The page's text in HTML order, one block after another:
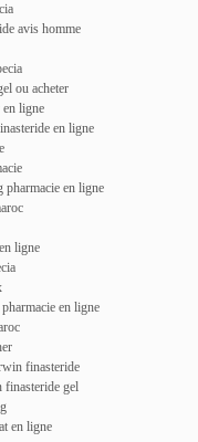
avis homme
ou acheter
en ligne
en ligne
en ligne
ligne
en ligne
finasteride
finasteride gel
en ligne